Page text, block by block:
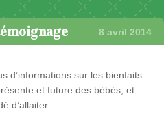
8 avril 2014
d’informations sur les bienfaits
et future des bébés, et
d’allaiter.